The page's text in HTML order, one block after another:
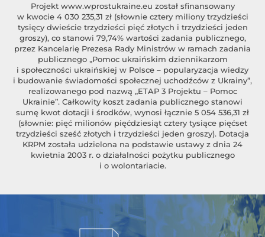
Projekt www.wprostukraine.eu został sfinansowany
w kwocie 4 030 235,31 zł (słownie cztery miliony trzydzieści
tysięcy dwieście trzydzieści pięć złotych i trzydzieści jeden
groszy), co stanowi 79,74% wartości zadania publicznego,
przez Kancelarię Prezesa Rady Ministrów w ramach zadania
publicznego „Pomoc ukraińskim dziennikarzom
i społeczności ukraińskiej w Polsce – popularyzacja wiedzy
i budowanie świadomości społecznej uchodźców z Ukrainy”,
realizowanego pod nazwą „ETAP 3 Projektu – Pomoc
Ukrainie”. Całkowity koszt zadania publicznego stanowi
sumę kwot dotacji i środków, wynosi łącznie 5 054 536,31 zł
(słownie: pięć milionów pięćdziesiąt cztery tysiące pięćset
trzydzieści sześć złotych i trzydzieści jeden groszy). Dotacja
KRPM została udzielona na podstawie ustawy z dnia 24
kwietnia 2003 r. o działalności pożytku publicznego
i o wolontariacie.